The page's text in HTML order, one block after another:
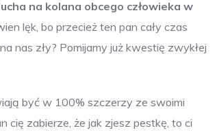
na kolana obcego człowieka w
lęk, bo przecież ten pan cały czas
nas zły? Pomijamy już kwestię zwykłej
być w 100% szczerzy ze swoimi
cię zabierze, że jak zjesz pestkę, to ci